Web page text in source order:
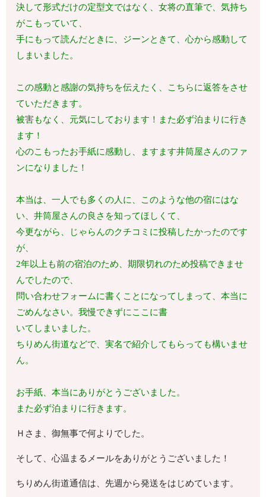
決して形式だけの定型文ではなく、女将の直筆で、気持ち
がこもっていて、
手にもって読んだときに、ジーンときて、心から感動して
しまいました。
この感動と感謝の気持ちを伝えたく、こちらに返答をさせ
ていただきます。
被害もなく、元気にしております！また必ず泊まりに行き
ます！
心のこもったお手紙に感動し、ますます井筒屋さんのファ
ンになりました！
本当は、一人でも多くの人に、このような他の宿にはな
い、井筒屋さんの良さを知ってほしくて、
今更ながら、じゃらんのクチコミに投稿したかったのです
が、
2年以上も前の宿泊のため、期限切れのため投稿できませ
んでしたので、
問い合わせフォームに書くことになってしまって、本当に
ごめんなさい。我慢できずにここに書
いてしまいました。
ちりめん街道などで、実名で紹介してもらっても構いませ
ん。
お手紙、本当にありがとうございました。
また必ず泊まりに行きます。
Ｈさま、御無事で何よりでした。
そして、心温まるメールをありがとうございました！
ちりめん街道通信は、先週から発送をはじめています。